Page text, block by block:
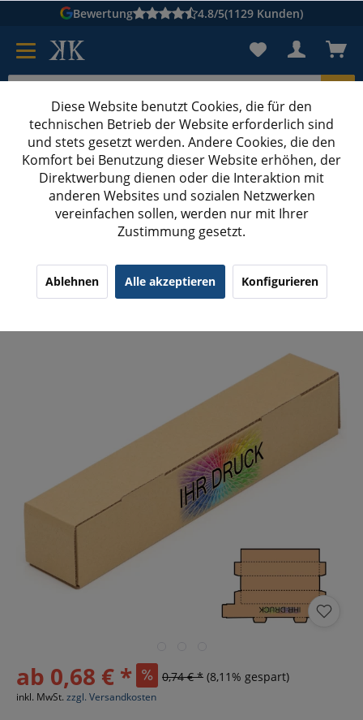
Bewertung 4.8/5(1129 Kunden)
Karton suchen
Kartons bedruckenKartons nach Maß
Lange Kartons bedrucken
450x75x75 mm einwellige Faltschachtel mit
(57) 4.88/5.00
ab 0,68 € * 0,74 € * (8,11% gespart)
inkl. MwSt. zzgl. Versandkosten
Diese Website benutzt Cookies, die für den
technischen Betrieb der Website erforderlich sind
und stets gesetzt werden. Andere Cookies, die den
Komfort bei Benutzung dieser Website erhöhen, der
Direktwerbung dienen oder die Interaktion mit
anderen Websites und sozialen Netzwerken
vereinfachen sollen, werden nur mit Ihrer
Zustimmung gesetzt.
Ablehnen Alle akzeptieren Konfigurieren